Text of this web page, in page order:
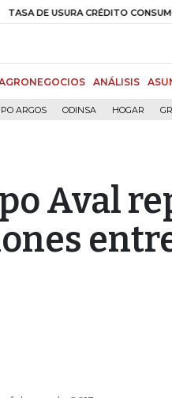
DE USURA CRÉDITO CONSUMO
ANÁLISIS
ARGOS ODINSA HOGAR
Aval